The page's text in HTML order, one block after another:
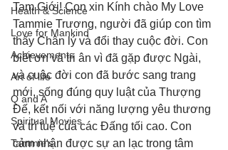
Health & Science
Love for Mankind
Achievements
Art of life
Q and A
Spiritual Movies
Tammie's
Tam Giới! Con xin Kính chào My Love
Tammie Trương, người đã giúp con tìm
thấy Chân lý và đổi thay cuộc đời. Con
biết ơn và tri ân vì đã gặp được Ngài,
và cuộc đời con đã bước sang trang
mới, sống đúng quy luật của Thượng
Đế, kết nối với năng lượng yêu thương
và trí tuệ của các Đấng tối cao. Con
cảm nhận được sự an lạc trong tâm